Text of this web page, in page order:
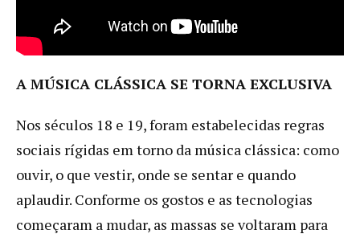
A MÚSICA CLÁSSICA SE TORNA EXCLUSIVA
Nos séculos 18 e 19, foram estabelecidas regras
sociais rígidas em torno da música clássica: como
ouvir, o que vestir, onde se sentar e quando
aplaudir. Conforme os gostos e as tecnologias
começaram a mudar, as massas se voltaram para